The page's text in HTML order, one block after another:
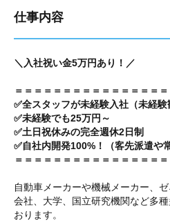
仕事内容
＼入社祝い金5万円あり！／
＝＝＝＝＝＝＝＝＝＝＝＝＝＝＝
✅全スタッフが未経験入社（未経験
✅未経験でも25万円～
✅土日祝休みの完全週休2日制
✅自社内開発100%！（客先派遣や
＝＝＝＝＝＝＝＝＝＝＝＝＝＝＝
自動車メーカーや機械メーカー、
会社、大学、国立研究機関など多
おります。